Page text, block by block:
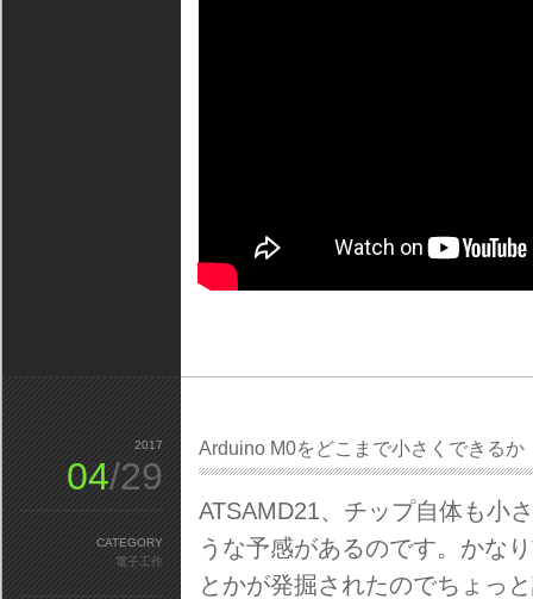
Arduino M0をどこまで小さくできるか
ATSAMD21、チップ自体も小
うな予感があるのです。かな
とかが発掘されたのでちょっ
2017
04/29
CATEGORY
電子工作